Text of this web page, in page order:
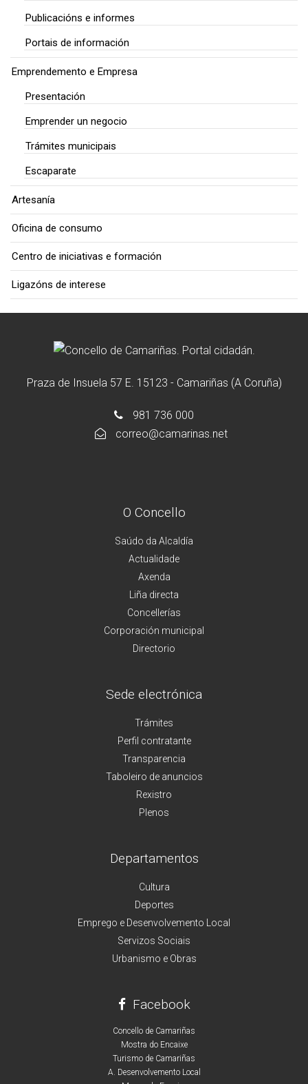
Publicacións e informes
Portais de información
Emprendemento e Empresa
Presentación
Emprender un negocio
Trámites municipais
Escaparate
Artesanía
Oficina de consumo
Centro de iniciativas e formación
Ligazóns de interese
Praza de Insuela 57 E. 15123 - Camariñas (A Coruña)
981 736 000
correo@camarinas.net
O Concello
Saúdo da Alcaldía
Actualidade
Axenda
Liña directa
Concellerías
Corporación municipal
Directorio
Sede electrónica
Trámites
Perfil contratante
Transparencia
Taboleiro de anuncios
Rexistro
Plenos
Departamentos
Cultura
Deportes
Emprego e Desenvolvemento Local
Servizos Sociais
Urbanismo e Obras
Facebook
Concello de Camariñas
Mostra do Encaixe
Turismo de Camariñas
A. Desenvolvemento Local